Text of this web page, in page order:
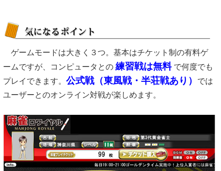
ゲームモードは大きく３つ。基本はチケット制の有料ゲ
ームですが、コンピュータとの 練習戦は無料で何度でも
プレイできます。 公式戦（東風戦・半荘戦あり）
では
ユーザーとのオンライン対戦が楽しめます。